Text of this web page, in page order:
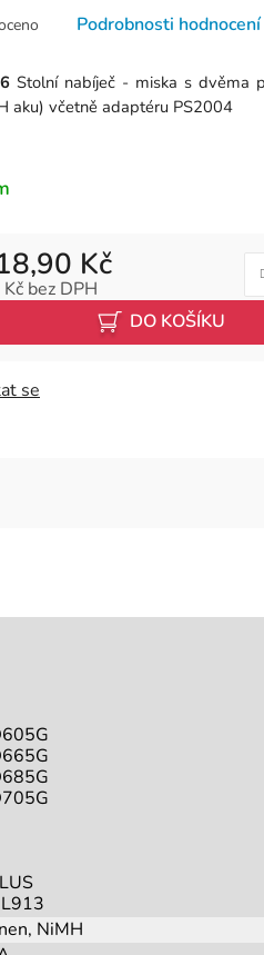
Podrobnosti hodnocení
Stolní nabíječ - miska s dvěma
aku) včetně adaptéru PS2004
Kč
bez DPH
DO KOŠÍKU
se
NiMH